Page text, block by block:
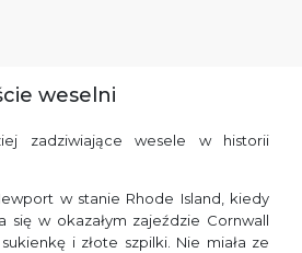
weselni
zadziwiające wesele w historii
w stanie Rhode Island, kiedy
się w okazałym zajeździe Cornwall
i złote szpilki. Nie miała ze